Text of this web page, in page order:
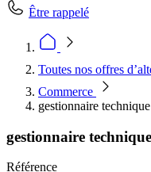
Être rappelé
Toutes nos offres
Commerce
gestionnaire
gestionnaire
Référence